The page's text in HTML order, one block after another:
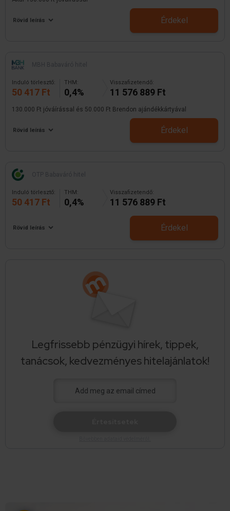
Rövid leírás Érdekel
Induló törlesztő:
50 417 Ft
THM:
0,4%
Visszafizetendő:
11 576 889 Ft
130.000 Ft jóváírással és 50.000 Ft Brendon ajándékkártyával
Rövid leírás Érdekel
Induló törlesztő:
50 417 Ft
THM:
0,4%
Visszafizetendő:
11 576 889 Ft
Rövid leírás Érdekel
Legfrissebb pénzügyi hírek, tippek,
tanácsok, kedvezményes hitelajánlatok!